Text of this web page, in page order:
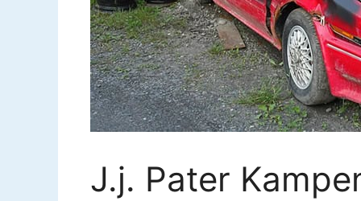
J.j. Pater